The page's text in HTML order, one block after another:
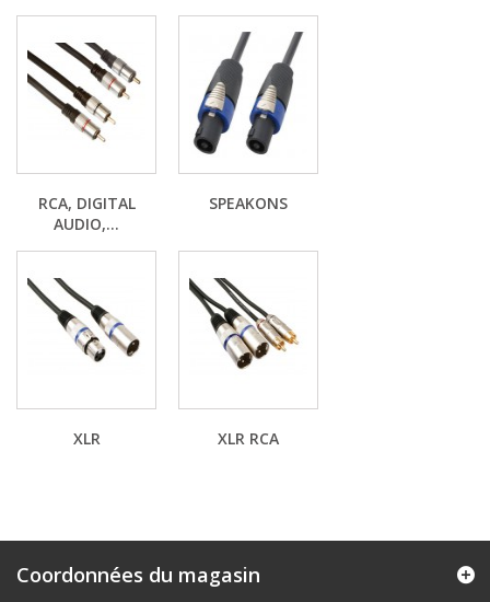
RCA, DIGITAL
AUDIO,...
SPEAKONS
XLR XLR RCA
Coordonnées du magasin